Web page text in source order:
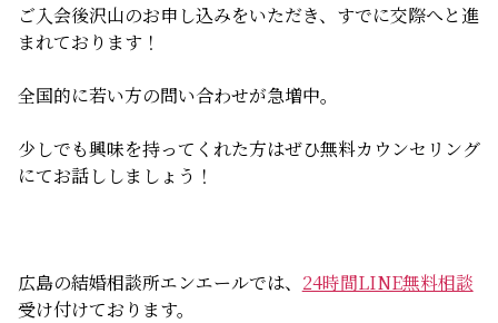
ご入会後沢山のお申し込みをいただき、すでに交際へと進
まれております！
全国的に若い方の問い合わせが急増中。
少しでも興味を持ってくれた方はぜひ無料カウンセリング
にてお話ししましょう！
広島の結婚相談所エンエールでは、 24時間LINE無料相談
受け付けております。